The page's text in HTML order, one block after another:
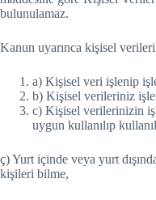
bulunulamaz.
Kanun uyarınca kişisel
a) Kişisel veri işlenip
b) Kişisel verileriniz
c) Kişisel verilerinizin
uygun kullanılıp
ç) Yurt içinde veya yurt
kişileri bilme,